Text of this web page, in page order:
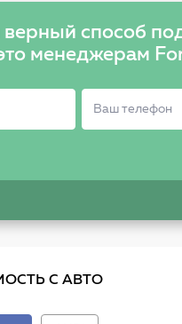
верный способ
менеджерам
С АВТО